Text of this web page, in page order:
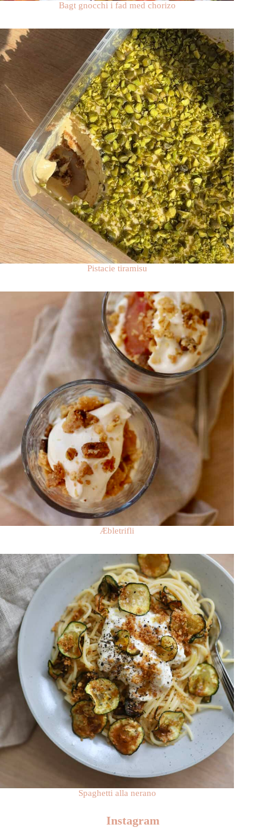
Bagt gnocchi i fad med chorizo
Pistacie tiramisu
Æbletrifli
Spaghetti alla nerano
Instagram